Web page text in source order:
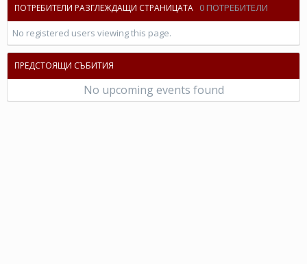
ПОТРЕБИТЕЛИ РАЗГЛЕЖДАЩИ СТРАНИЦАТА 0 ПОТРЕБИТЕЛИ
No registered users viewing this page.
ПРЕДСТОЯЩИ СЪБИТИЯ
No upcoming events found